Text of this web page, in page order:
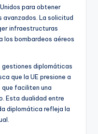
para obtener
La solicitud
infraestructuras
los bombardeos aéreos
gestiones diplomáticas
que la UE presione a
faciliten una
Esta dualidad entre
diplomática refleja la